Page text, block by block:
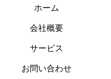
ホーム
会社概要
サービス
お問い合わせ